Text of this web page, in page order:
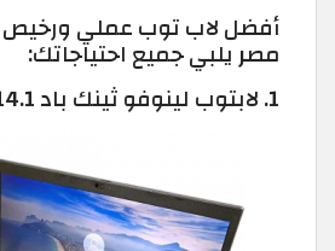
أفضل لاب توب عملي
مصر يلبي جميع احتياجاتك:
1. لابتوب لينوفو ثينك باد 14.1 انش :